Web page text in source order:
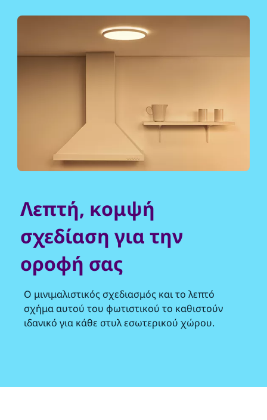
Λεπτή, κομψή
σχεδίαση για την
οροφή σας
Ο μινιμαλιστικός σχεδιασμός και το λεπτό
σχήμα αυτού του φωτιστικού το καθιστούν
ιδανικό για κάθε στυλ εσωτερικού χώρου.